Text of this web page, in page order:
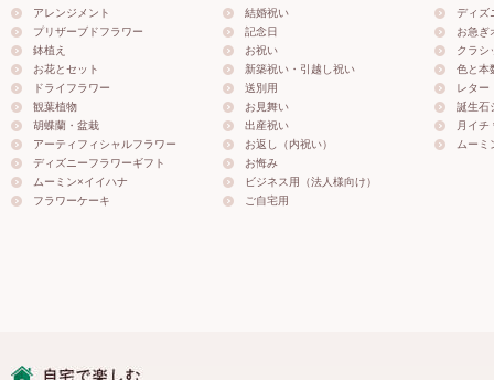
アレンジメント
プリザーブドフラワー
鉢植え
お花とセット
ドライフラワー
観葉植物
胡蝶蘭・盆栽
アーティフィシャルフラワー
ディズニーフラワーギフト
ムーミン×イイハナ
フラワーケーキ
結婚祝い
記念日
お祝い
新築祝い・引越し祝い
送別用
お見舞い
出産祝い
お返し（内祝い）
お悔み
ビジネス用（法人様向け）
ご自宅用
ディズ
お急ぎ
クラシ
色と本
レター
誕生石
月イチ
ムーミ